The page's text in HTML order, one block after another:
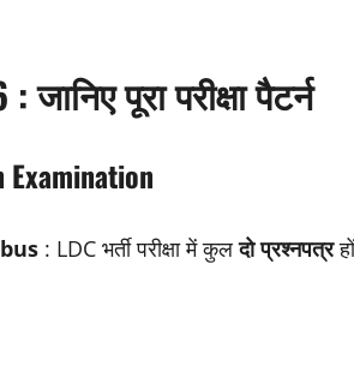
पूरा परीक्षा पैटर्न
: LDC भर्ती परीक्षा में कुलदो प्रश्नपत्र